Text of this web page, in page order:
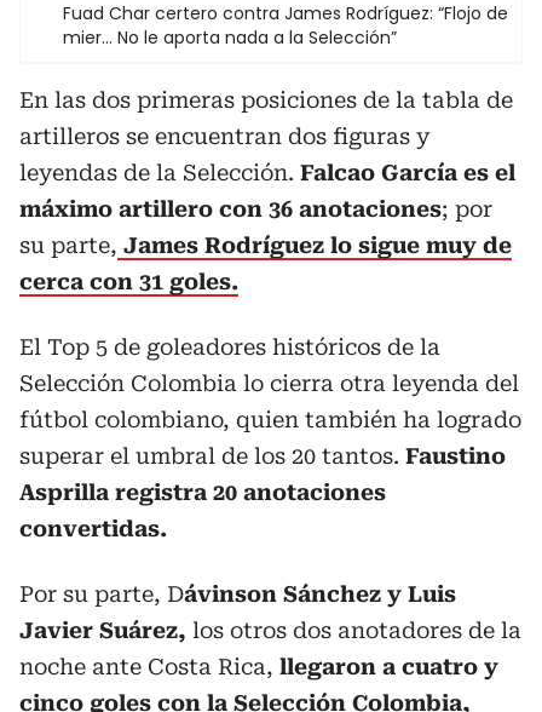
Fuad Char certero contra James Rodríguez: “Flojo de
mier... No le aporta nada a la Selección”
En las dos primeras posiciones de la tabla de
artilleros se encuentran dos figuras y
leyendas de la Selección. Falcao García es el
máximo artillero con 36 anotaciones; por
su parte, James Rodríguez lo sigue muy de
cerca con 31 goles.
El Top 5 de goleadores históricos de la
Selección Colombia lo cierra otra leyenda del
fútbol colombiano, quien también ha logrado
superar el umbral de los 20 tantos. Faustino
Asprilla registra 20 anotaciones
convertidas.
Por su parte, Dávinson Sánchez y Luis
Javier Suárez, los otros dos anotadores de la
noche ante Costa Rica, llegaron a cuatro y
cinco goles con la Selección Colombia,